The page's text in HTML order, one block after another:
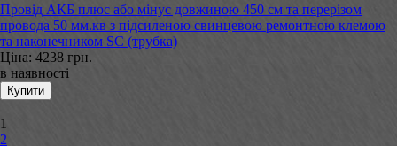
Провід АКБ плюс або мінус довжиною 450 см та перерізом
провода 50 мм.кв з підсиленою свинцевою ремонтною клемою
та наконечником SC (трубка)
Ціна: 4238 грн.
в наявності
1
2